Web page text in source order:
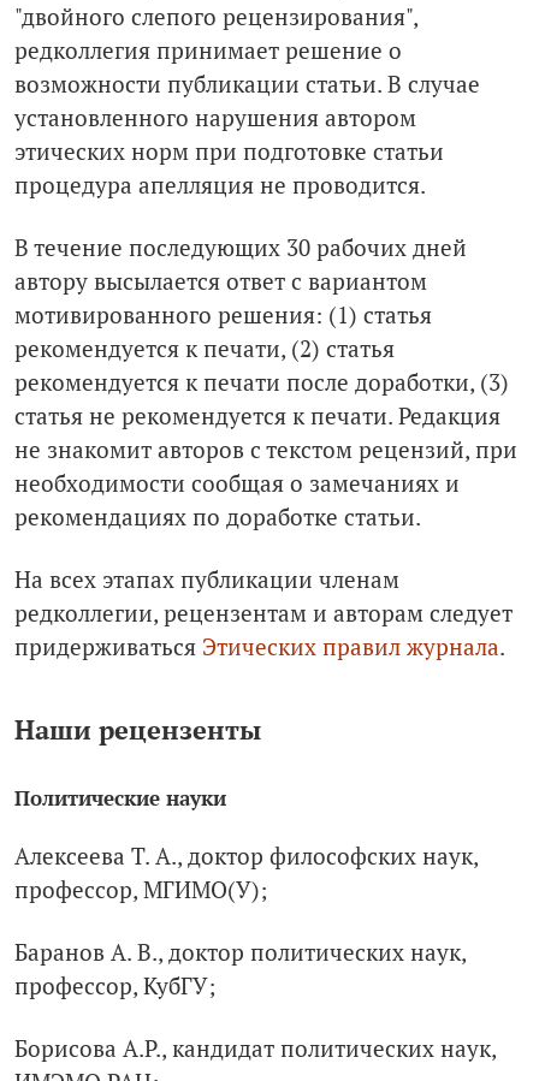
"двойного слепого рецензирования",
редколлегия принимает решение о
возможности публикации статьи. В случае
установленного нарушения автором
этических норм при подготовке статьи
процедура апелляция не проводится.
В течение последующих 30 рабочих дней
автору высылается ответ с вариантом
мотивированного решения: (1) статья
рекомендуется к печати, (2) статья
рекомендуется к печати после доработки, (3)
статья не рекомендуется к печати. Редакция
не знакомит авторов с текстом рецензий, при
необходимости сообщая о замечаниях и
рекомендациях по доработке статьи.
На всех этапах публикации членам
редколлегии, рецензентам и авторам следует
придерживаться Этических правил журнала.
Наши рецензенты
Политические науки
Алексеева Т. А., доктор философских наук,
профессор, МГИМО(У);
Баранов А. В., доктор политических наук,
профессор, КубГУ;
Борисова А.Р., кандидат политических наук,